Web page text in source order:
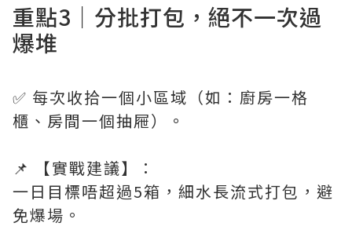
重點3｜分批打包，絕不一次過
爆堆
✅ 每次收拾一個小區域（如：廚房一格
櫃、房間一個抽屜）。
📌 【實戰建議】：
一日目標唔超過5箱，細水長流式打包，避
免爆場。